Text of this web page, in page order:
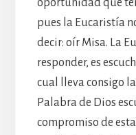
pues la Eucaristía
decir: oír Misa. La
responder, es
cual lleva consigo
Palabra de Dios
compromiso de